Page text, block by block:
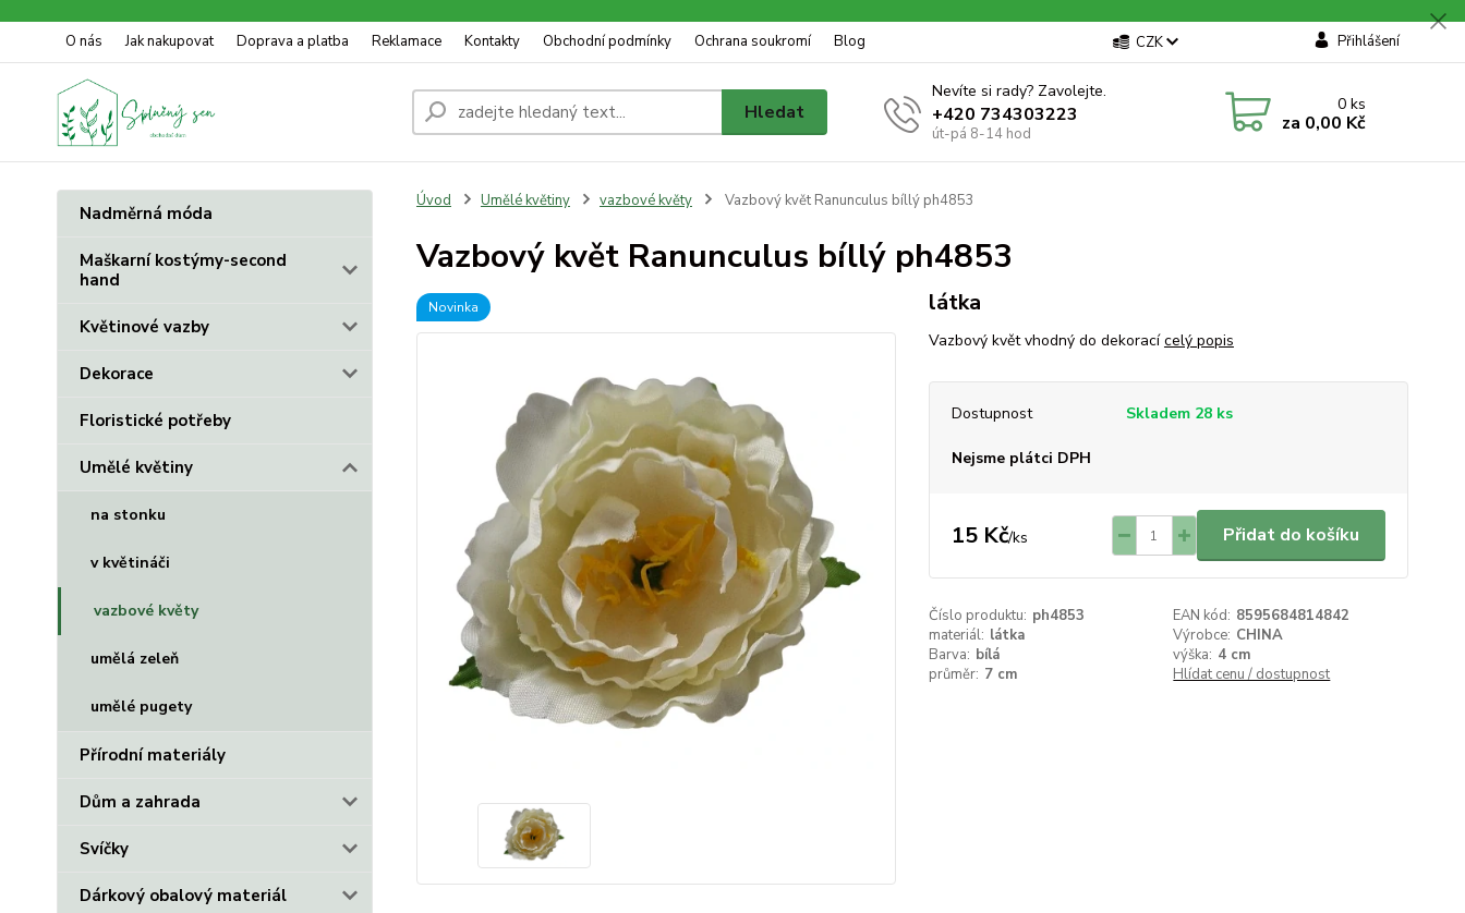
O nás Jak nakupovat Doprava a platba Reklamace Kontakty Obchodní podmínky Ochrana soukromí Blog CZK Přihlášení
Hledat
Nevíte si rady? Zavolejte.
+420 734303223
út-pá 8-14 hod
0ks
za 0,00 Kč
Nadměrná móda
Maškarní kostýmy-second
hand
Květinové vazby
Dekorace
Floristické potřeby
Umělé květiny
na stonku
v květináči
vazbové květy
umělá zeleň
umělé pugety
Přírodní materiály
Dům a zahrada
Svíčky
Dárkový obalový materiál
Úvod Umělé květiny vazbové květy Vazbový květ Ranunculus bíllý ph4853
Vazbový květ Ranunculus bíllý ph4853
Novinka látka
Vazbový květ vhodný do dekoracícelý popis
Dostupnost Skladem 28 ks
Nejsme plátci DPH
15 Kč/ks Přidat do košíku
Číslo produktu: ph4853 EAN kód: 8595684814842
materiál: látka Výrobce: CHINA
Barva: bílá výška: 4 cm
průměr: 7 cm Hlídat cenu / dostupnost